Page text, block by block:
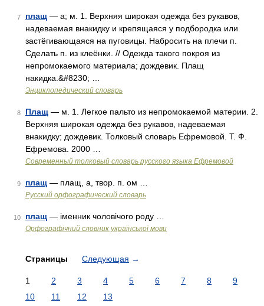
7 плащ — а; м. 1. Верхняя широкая одежда без рукавов,
надеваемая внакидку и крепящаяся у подбородка или
застёгивающаяся на пуговицы. Набросить на плечи п.
Сделать п. из клеёнки. // Одежда такого покроя из
непромокаемого материала; дождевик. Плащ
накидка.&#8230; …
Энциклопедический словарь
8 Плащ — м. 1. Легкое пальто из непромокаемой материи. 2.
Верхняя широкая одежда без рукавов, надеваемая
внакидку; дождевик. Толковый словарь Ефремовой. Т. Ф.
Ефремова. 2000 …
Современный толковый словарь русского языка Ефремовой
9 плащ — плащ, а, твор. п. ом …
Русский орфографический словарь
10 плащ — іменник чоловічого роду …
Орфографічний словник української мови
Страницы Следующая →
1 2 3 4 5 6 7 8
9
10
11 12 13